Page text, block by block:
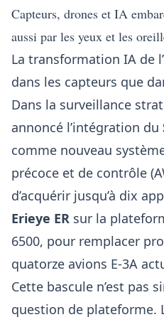
Capteurs, drones et IA
aussi par les yeux et les
La transformation IA de
dans les capteurs que
Dans la surveillance
annoncé l’intégration du
comme nouveau
précoce et de contrôle
d’acquérir jusqu’à dix
Erieye ER sur la
6500, pour remplacer
quatorze avions E‑3A
Cette bascule n’est pas
question de plateforme.